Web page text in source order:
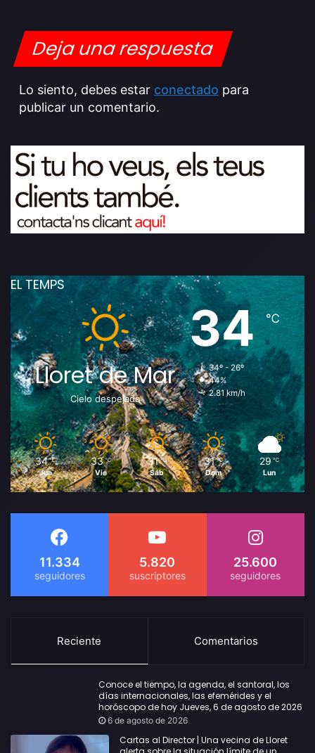
Deja una respuesta
Lo siento, debes estar conectado para
publicar un comentario.
EL TEMPS
Lloret de Mar
Cielo despejado
34℃
34º - 26º
44%
2.81 km/h
34 ℃
Jue
33 ℃
Vie
31 ℃
Sáb
31 ℃
Dom
29 ℃
Lun
11.334 5.820 25.600
Reciente Comentarios
Conoce el tiempo, la agenda, el santoral, los
días internacionales, las efemérides y el
horóscopo de hoy Jueves, 6 de agosto de 2026
6 de agosto de 2026
Cartas al Director | Una vecina de Lloret